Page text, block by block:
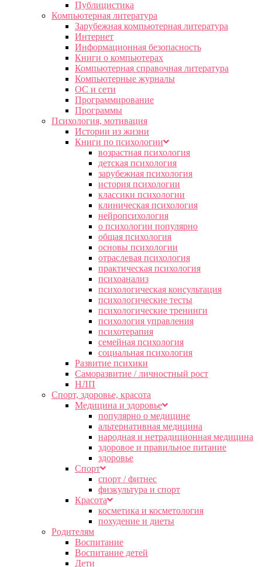
Публицистика
Компьютерная литература
Зарубежная компьютерная литература
Интернет
Информационная безопасность
Книги о компьютерах
Компьютерная справочная литература
Компьютерные журналы
ОС и сети
Программирование
Программы
Психология, мотивация
Истории из жизни
Книги по психологии
возрастная психология
детская психология
зарубежная психология
история психологии
классики психологии
клиническая психология
нейропсихология
о психологии популярно
общая психология
основы психологии
отраслевая психология
практическая психология
психоанализ
психологическая консультация
психологические тесты
психологические тренинги
психология управления
психотерапия
семейная психология
социальная психология
Развитие психики
Саморазвитие / личностный рост
НЛП
Спорт, здоровье, красота
Медицина и здоровье
популярно о медицине
альтернативная медицина
народная и нетрадиционная медицина
здоровое и правильное питание
здоровье
Спорт
спорт / фитнес
физкультура и спорт
Красота
косметика и косметология
похудение и диеты
Родителям
Воспитание
Воспитание детей
Дети